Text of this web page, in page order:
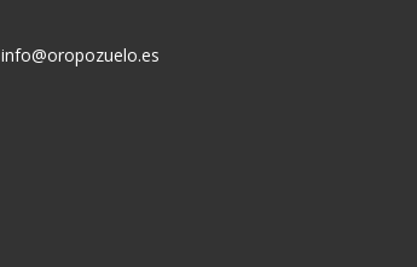
info@oropozuelo.es